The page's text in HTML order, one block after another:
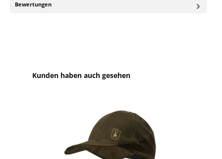
Bewertungen
Produktgalerie überspringen
Kunden haben auch gesehen